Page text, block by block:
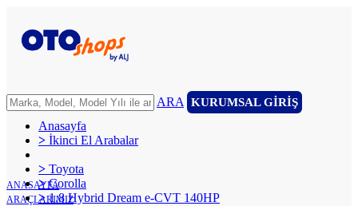
ARA KURUMSAL GİRİŞ
ANASAYFA
ARAÇLARIMIZ
Anasayfa
> İkinci El Arabalar
> Toyota
>Corolla
>1.8 Hybrid Dream e-CVT 140HP